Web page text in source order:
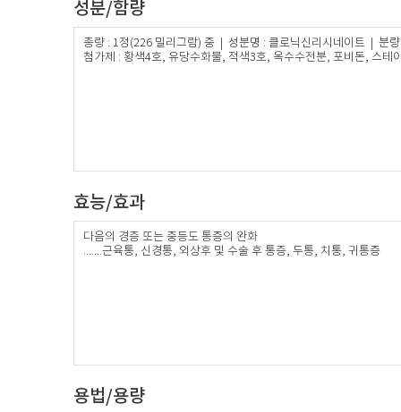
성분/함량
총량 : 1정(226 밀리그람) 중 | 성분명 : 클로닉신리시네이트 | 분
첨가제 : 황색4호, 유당수화물, 적색3호, 옥수수전분, 포비돈, 스
효능/효과
다음의 경증 또는 중등도 통증의 완화
.......근육통, 신경통, 외상후 및 수술 후 통증, 두통, 치통, 귀통증
용법/용량